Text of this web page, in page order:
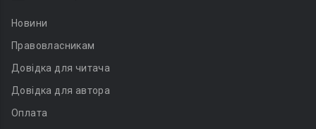
Новини
Правовласникам
Довідка для читача
Довідка для автора
Оплата